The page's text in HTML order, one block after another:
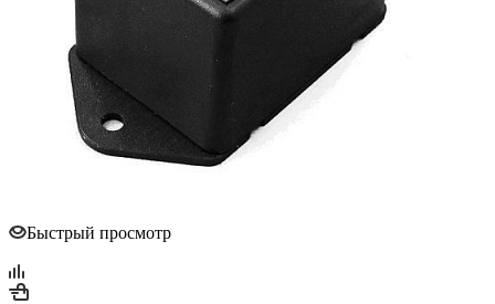
Быстрый просмотр